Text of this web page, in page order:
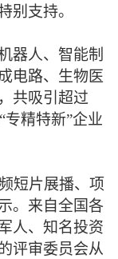
别支持。
器人、智能制
电路、生物医
共吸引超过
精特新”企业
短片展播、项
。来自全国各
人、知名投资
评审委员会从